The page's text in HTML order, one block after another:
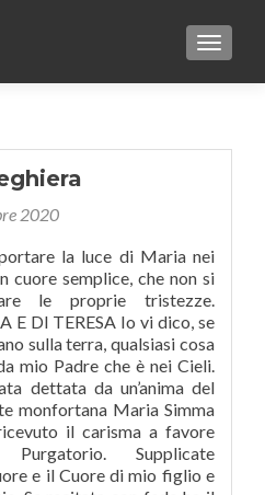
2020
la luce di Maria nei
cuore semplice, che non si
le proprie tristezze.
E DI TERESA Io vi dico, se
sulla terra, qualsiasi cosa
mio Padre che è nei Cieli.
dettata da un’anima del
monfortana Maria Simma
il carisma a favore
Supplicate
e il Cuore di mio figlio e